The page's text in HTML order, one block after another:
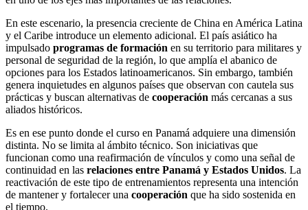
En este escenario, la presencia creciente de China en América Latina
y el Caribe introduce un elemento adicional. El país asiático ha
impulsado programas de formación en su territorio para militares y
personal de seguridad de la región, lo que amplía el abanico de
opciones para los Estados latinoamericanos. Sin embargo, también
genera inquietudes en algunos países que observan con cautela sus
prácticas y buscan alternativas de cooperación más cercanas a sus
aliados históricos.
Es en ese punto donde el curso en Panamá adquiere una dimensión
distinta. No se limita al ámbito técnico. Son iniciativas que
funcionan como una reafirmación de vínculos y como una señal de
continuidad en las relaciones entre Panamá y Estados Unidos. La
reactivación de este tipo de entrenamientos representa una intención
de mantener y fortalecer una cooperación que ha sido sostenida en
el tiempo.